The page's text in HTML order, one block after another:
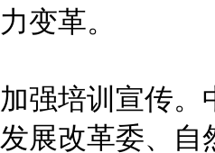
变革。
培训宣传。
展改革委、